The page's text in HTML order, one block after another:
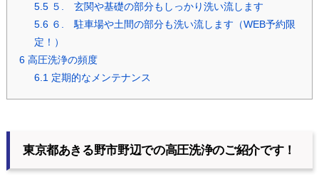
5.5５. 玄関や基礎の部分もしっかり洗い流します
5.6６. 駐車場や土間の部分も洗い流します（WEB予約限
定！）
6高圧洗浄の頻度
6.1定期的なメンテナンス
東京都あきる野市野辺での高圧洗浄のご紹介です！